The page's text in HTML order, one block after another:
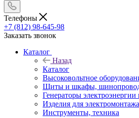
Телефоны
+7 (812) 98-645-98
Заказать звонок
Каталог
Назад
Каталог
Высоковольтное
Щиты и шкафы,
Генераторы
Изделия для электромонтажа
Инструменты, техника